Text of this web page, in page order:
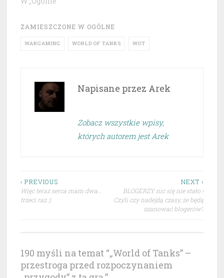
ZAMIESZCZONE W OGÓLNE
WARGAMING WORLD OF TANKS WOT
Napisane przez Arek
Zobacz wszystkie wpisy,
których autorem jest Arek
Nawigacja
wpisu
‹ PREVIOUS
Więc teraz serca mam dwa…
trzeci raz :)
NEXT ›
BLOGERZY nic się nie stało !
Czyli czy nadejdą czasy, że będą
szanować blogerów?
190 myśli na temat “„World of Tanks” –
przestroga przed rozpoczynaniem